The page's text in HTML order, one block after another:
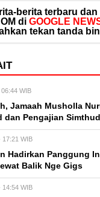
berita terbaru
di GOOGLE
tekan tanda
WIB
Jamaah Musholla
dan Pengajian
17:21 WIB
Hadirkan Panggung
Balik Nge Gigs
14:54 WIB